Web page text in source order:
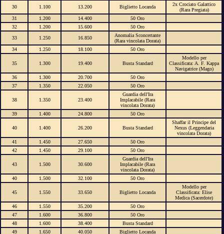
30
1.100 13.200 Biglietto Locanda
2x Crociato Galattico
(Rara Pregiata)
31
1.200 14.400
50 Oro
32
1.200 15.600
50 Oro
33
1.250 16.850
Anomalia Sconcertante
(Rara vincolata Dorata)
34
1.250 18.100 50 Oro
35 1.300 19.400 Busta Standard
Modello per
Classificata: A. F. Kappa
Navigatrice (Mago)
36
1.300 20.700
50 Oro
37
1.350 22.050 50 Oro
38 1.350 23.400
Guardia dell'Ira
Implacabile (Rara
vincolata Dorata)
39
1.400 24.800 50 Oro
40 1.400 26.200 Busta Standard
Shaffar il Principe del
Nexus (Leggendaria
vincolata Dorata)
41
1.450 27.650
50 Oro
42
1.450 29.100 50 Oro
43 1.500 30.600
Guardia dell'Ira
Implacabile (Rara
vincolata Dorata)
40
1.500 32.100 50 Oro
45 1.550 33.650 Biglietto Locanda
Modello per
Classificata: Elise
Medica (Sacerdote)
46
1.550 35.200
50 Oro
47
1.600 36.800
50 Oro
48
1.600 38.400
Busta Standard
49
1.650 40.050 Biglietto Locanda